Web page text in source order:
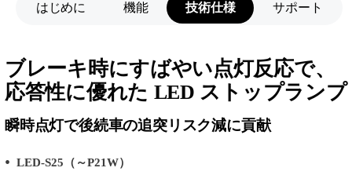
はじめに 機能 技術仕様 サポート
ブレーキ時にすばやい点灯反応で、
応答性に優れた LED ストップランプ
瞬時点灯で後続車の追突リスク減に貢献
LED-S25（～P21W）